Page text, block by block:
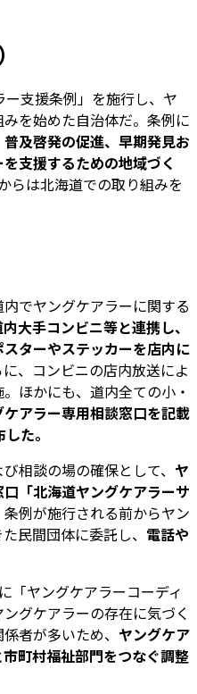
支援条例」を施行し、ヤ
を始めた自治体だ。条例に
普及啓発の促進、早期発見お
支援するための地域づく
らは北海道での取り組みを
でヤングケアラーに関する
内大手コンビニ等と連携し、
ターやステッカーを店内に
、コンビニの店内放送によ
ほかにも、道内全ての小・
ケアラー専用相談窓口を記載
た。
相談の場の確保として、 ヤ
「北海道ヤングケアラーサ
条例が施行される前からヤン
民間団体に委託し、 電話や
「ヤングケアラーコーディ
グケアラーの存在に気づく
者が多いため、 ヤングケア
町村福祉部門をつなぐ調整